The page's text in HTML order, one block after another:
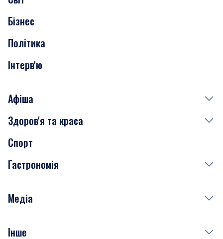
Нерухомість
Транспорт
Бізнес
Політика
Інтерв'ю
Афіша
Сьогодні
Завтра
Субота
Здоров'я та краса
Медицина
Краса
Спорт
Гастрономія
Рецепти
Медіа
Фото
Інше